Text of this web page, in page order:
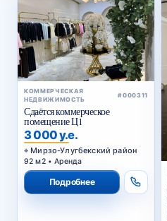
КОММЕРЧЕСКАЯ
НЕДВИЖИМОСТЬ
#000311
Сдаётся коммерческое
помещение Ц1
3 000 у.е.
Мирзо-Улугбекский район
92 м2 • Аренда
Подробнее